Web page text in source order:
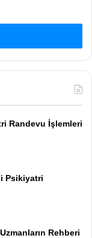
Randevu İşlemleri
Psikiyatri
Rehberi